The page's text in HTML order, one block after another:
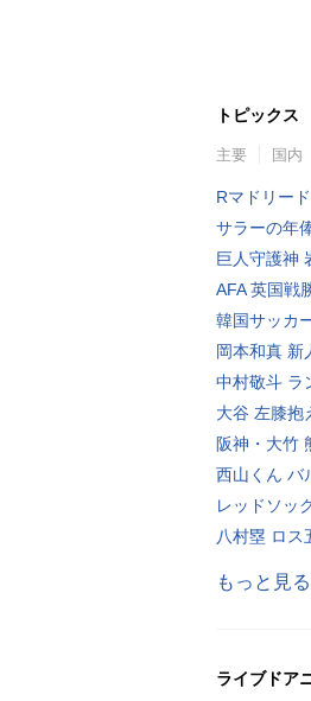
トピックス
主要 国内
Rマドリー
サラーの年
巨人守護神
AFA 英国戦
韓国サッカ
岡本和真 新
中村敬斗 ラ
大谷 左膝抱
阪神・大竹
西山くん バ
レッドソッ
八村塁 ロス
もっと見る
ライブドア